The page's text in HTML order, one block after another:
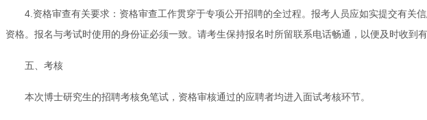
4.资格审查有关要求：资格审查工作贯穿于专项公开招聘的全过程。报考人员应如实提交有
资格。报名与考试时使用的身份证必须一致。请考生保持报名时所留联系电话畅通，以便及时收到
五、考核
本次博士研究生的招聘考核免笔试，资格审核通过的应聘者均进入面试考核环节。